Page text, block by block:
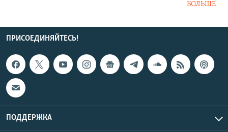
БОЛЬШЕ
ПРИСОЕДИНЯЙТЕСЬ!
ПОДДЕРЖКА